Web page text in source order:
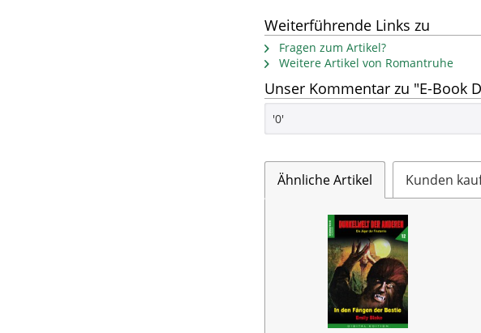
Weiterführende Links zu
Fragen zum Artikel?
Weitere Artikel von Romantruhe
Unser Kommentar zu "E-Book
'0'
Ähnliche Artikel Kunden